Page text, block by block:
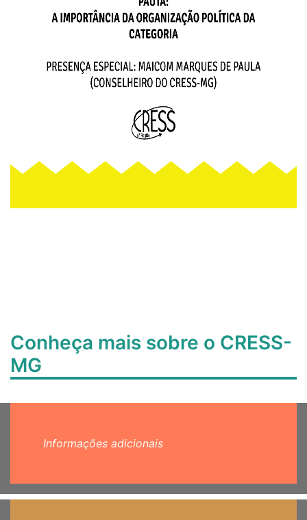
Conheça mais sobre o CRESS-
MG
Informações adicionais